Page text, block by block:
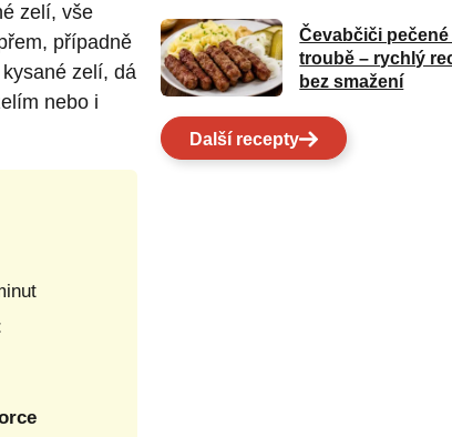
zelí, vše
případně
zelí, dá
nebo i
Čevabčiči pečené
troubě – rychlý
bez smažení
Další recepty